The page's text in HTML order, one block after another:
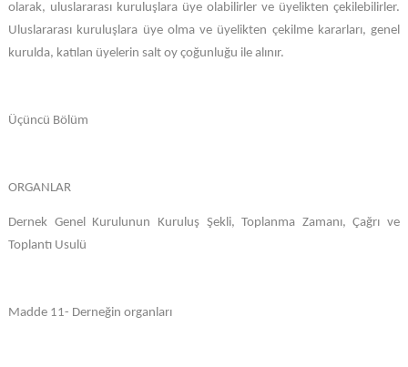
olarak, uluslararası kuruluşlara üye olabilirler ve üyelikten çekilebilirler.
Uluslararası kuruluşlara üye olma ve üyelikten çekilme kararları, genel
kurulda, katılan üyelerin salt oy çoğunluğu ile alınır.
Üçüncü Bölüm
ORGANLAR
Dernek Genel Kurulunun Kuruluş Şekli, Toplanma Zamanı, Çağrı ve
Toplantı Usulü
Madde 11- Derneğin organları